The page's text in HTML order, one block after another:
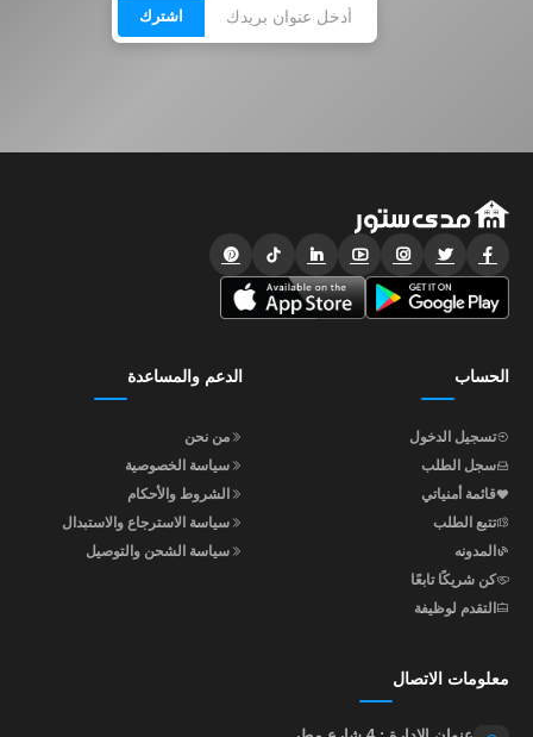
اشترك
الحساب
تسجيل الدخول
سجل الطلب
قائمة أمنياتي
تتبع الطلب
المدونه
كن شريكًا تابعًا
التقدم لوظيفة
الدعم والمساعدة
من نحن
سياسة الخصوصية
الشروط والأحكام
سياسة الاسترجاع والاستبدال
سياسة الشحن والتوصيل
معلومات الاتصال